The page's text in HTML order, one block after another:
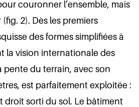
couronner l’ensemble, mais
(fig. 2). Dès les premiers
des formes simplifiées à
la vision internationale des
pente du terrain, avec son
est parfaitement exploitée :
droit sorti du sol. Le bâtiment